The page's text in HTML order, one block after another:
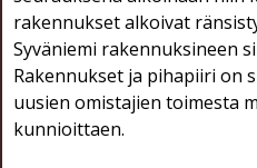
rakennukset alkoivat
Syväniemi rakennuksineen
Rakennukset ja pihapiiri on
uusien omistajien toimesta
kunnioittaen.